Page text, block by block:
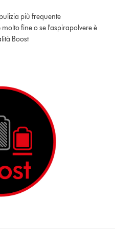
più frequente
fine o se l'aspirapolvere è
Boost